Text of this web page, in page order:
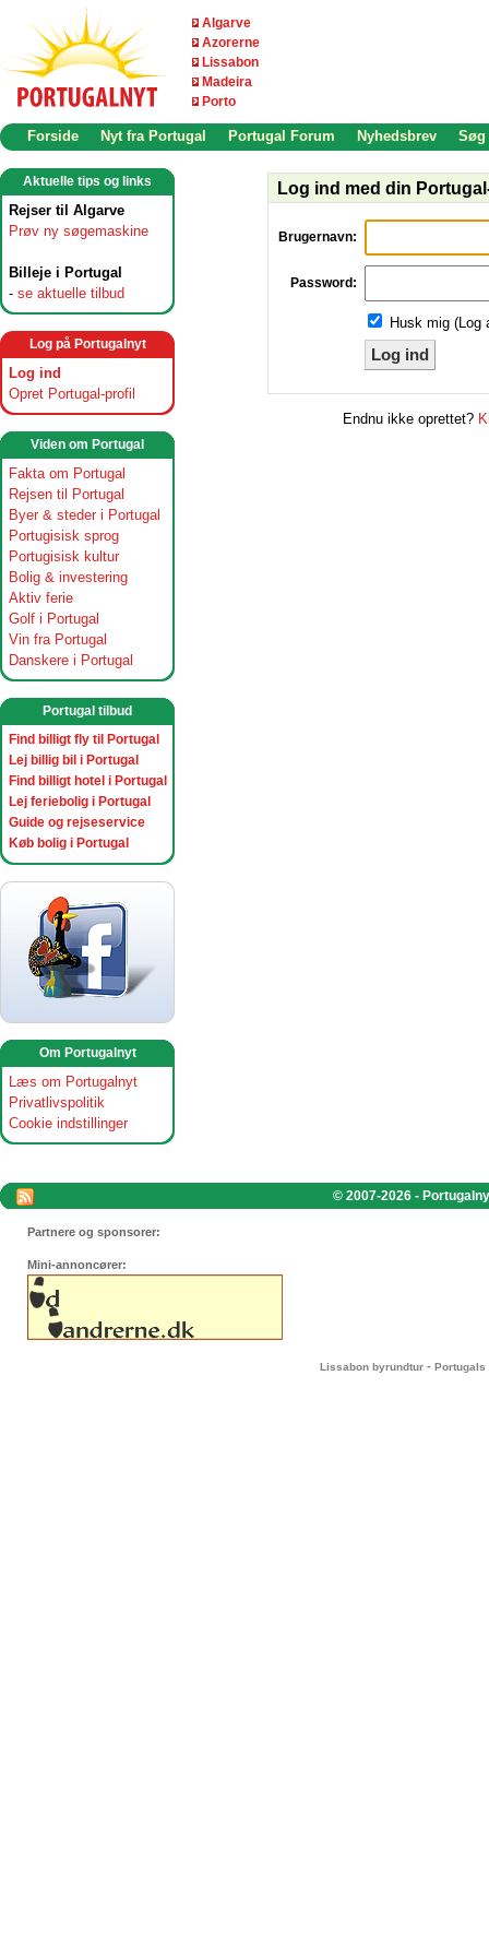
Algarve
Azorerne
Lissabon
Madeira
Porto
Forside Nyt fra Portugal Portugal Forum Nyhedsbrev Søg
Aktuelle tips og links
Rejser til Algarve
Prøv ny søgemaskine
Billeje i Portugal
- se aktuelle tilbud
Log på Portugalnyt
Log ind
Opret Portugal-profil
Viden om Portugal
Fakta om Portugal
Rejsen til Portugal
Byer & steder i Portugal
Portugisisk sprog
Portugisisk kultur
Bolig & investering
Aktiv ferie
Golf i Portugal
Vin fra Portugal
Danskere i Portugal
Portugal tilbud
Find billigt fly til Portugal
Lej billig bil i Portugal
Find billigt hotel i Portugal
Lej feriebolig i Portugal
Guide og rejseservice
Køb bolig i Portugal
Om Portugalnyt
Læs om Portugalnyt
Privatlivspolitik
Cookie indstillinger
Log ind med din
Brugernavn:
Password:
Husk mig (Log
Log ind
Endnu ikke oprettet?
© 2007-2026 -
Partnere og sponsorer:
Mini-annoncører:
Lissabon byrundtur - Portugals